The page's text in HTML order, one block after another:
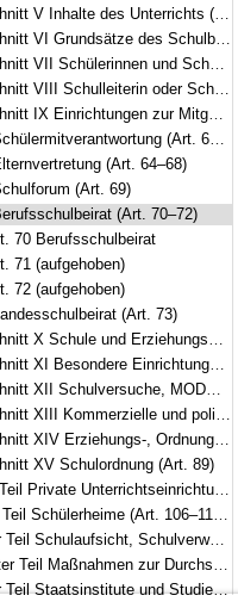
erweitern
erweitern
V Inhalte des Unterrichts (Art. 45–48)
erweitern
VI Grundsätze des Schulbetriebs (Art. 49–55)
erweitern
VII Schülerinnen und Schüler (Art. 56)
erweitern
oder Schulleiter, Lehrerkonferenz, Lehrkräfte und sonstiges Personal (Art. 57–61)
reduzieren
zur Mitgestaltung des schulischen Lebens (Art. 62–73)
erweitern
(Art. 62–63)
erweitern
(Art. 64–68)
erweitern
(Art. 69)
reduzieren
(Art. 70–72)
70 Berufsschulbeirat
71 (aufgehoben)
72 (aufgehoben)
erweitern
(Art. 73)
erweitern
und Erziehungsberechtigte, Schule und Arbeitgeber (Art. 74–77)
erweitern
Besondere Einrichtungen und Schulgesundheit (Art. 78–80)
erweitern
XII Schulversuche, MODUS-Schulen (Art. 81–83)
erweitern
und politische Werbung, Verarbeitung personenbezogener Daten (Art. 84–85a)
erweitern
Erziehungs-, Ordnungs- und Sicherungsmaßnahmen (Art. 86–88a)
erweitern
XV Schulordnung (Art. 89)
erweitern
Private Unterrichtseinrichtungen (Art. 90–105)
Schülerheime (Art. 106–110a)
Schulaufsicht, Schulverwaltung (Art. 111–117)
zur Durchsetzung der Schulpflicht, Ordnungswidrigkeiten (Art. 118–119)
Staatsinstitute und Studienkollegs (Art. 120–121)